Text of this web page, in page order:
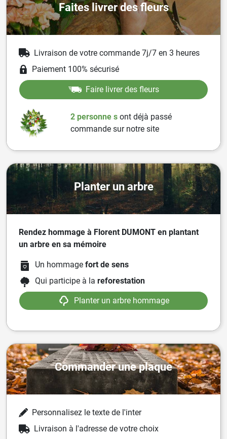
Faites livrer des fleurs
Livraison de votre commande 7j/7 en 3 heures
Paiement 100% sécurisé
Faire livrer des fleurs
2 personne s ont déjà passé
commande sur notre site
Planter un arbre
Rendez hommage à Florent DUMONT en plantant
un arbre en sa mémoire
Un hommage fort de sens
Qui participe à la reforestation
Planter un arbre hommage
Commander une plaque
Personnalisez le texte de l'inter
Livraison à l'adresse de votre choix